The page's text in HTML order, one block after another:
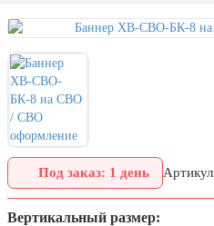
День шахтера (последнее
воскресенье августа)
1 сентября, День знаний
3 сентября, День солидарности в
борьбе с терроризмом
День города Москвы (первая суббота
сентября)
День нефтяника (первое воскресенье
Под заказ: 1 день
Вертикальный размер: